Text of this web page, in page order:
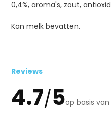
0,4%, aroma's, zout,
Kan melk bevatten.
Reviews
4.7/5op basis